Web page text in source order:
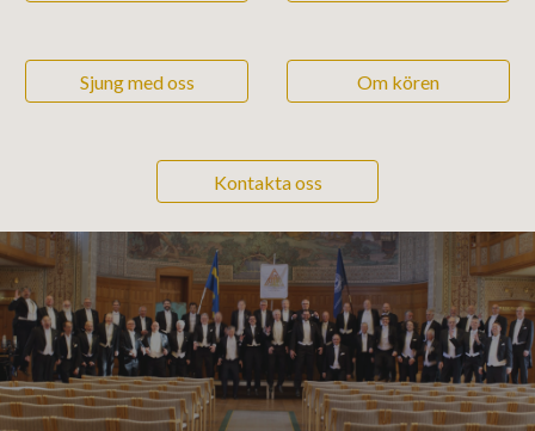
Sjung med oss Om kören
Kontakta oss